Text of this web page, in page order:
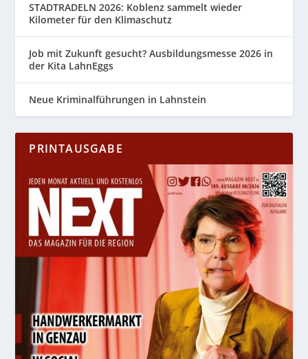
STADTRADELN 2026: Koblenz sammelt wieder
Kilometer für den Klimaschutz
Job mit Zukunft gesucht? Ausbildungsmesse 2026 in
der Kita LahnEggs
Neue Kriminalführungen in Lahnstein
PRINTAUSGABE